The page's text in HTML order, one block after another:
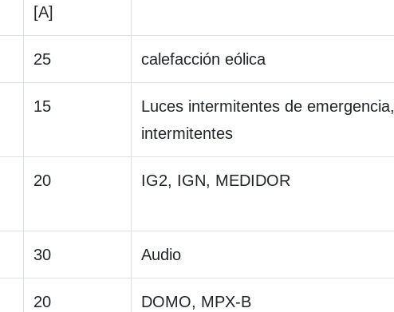
[A]
25 calefacción eólica
15
Luces intermitentes de emergencia,
intermitentes
20 IG2, IGN, MEDIDOR
30 Audio
20 DOMO, MPX-B